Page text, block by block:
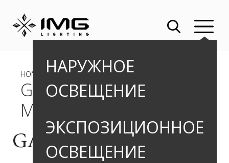
НАРУЖНОЕ
ОСВЕЩЕНИЕ
ЭКСПОЗИЦИОННОЕ
ОСВЕЩЕНИЕ
HOME » ПРОЕКТЫ» GANT, ТЦ МЕТРОПОЛИС
GANT, ТЦ
МЕТРОПОЛИС
GANT, ТЦ Метрополис